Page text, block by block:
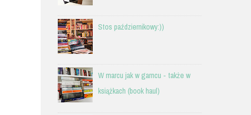
Stos październikowy:))
W marcu jak w garncu - także w
książkach (book haul)